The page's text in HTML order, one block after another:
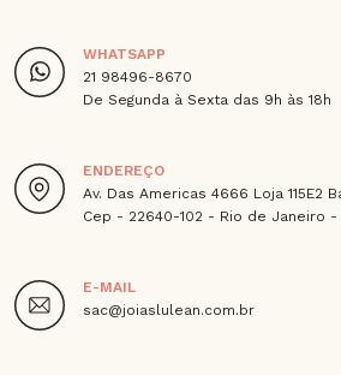
WHATSAPP
21 98496-8670
De Segunda à Sexta das 9h às 18h
ENDEREÇO
Av. Das Americas 4666 Loja 115E2
Cep - 22640-102 - Rio de Janeiro -
E-MAIL
sac@joiaslulean.com.br